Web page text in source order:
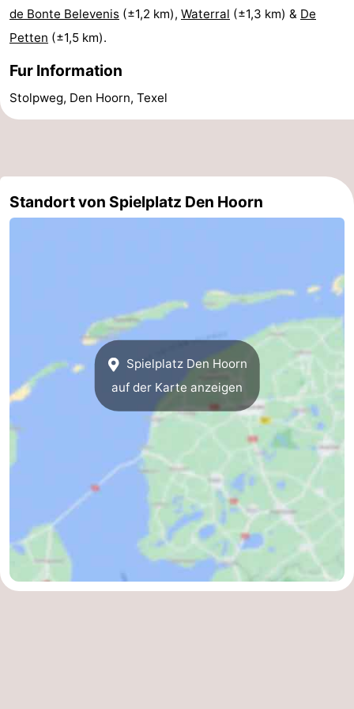
&
-
Denkmäler
-
Aussichtspunkte
Attraktionen
Minigolfplätze
Natur
Schwimmbader
Radfahren
Wandern
-
de Bonte Belevenis (±1,2 km), Waterral (±1,3 km) & De
Petten (±1,5 km).
Fur Information
Stolpweg, Den Hoorn, Texel
Standort von Spielplatz Den Hoorn
Spielplatz Den Hoorn
auf der Karte anzeigen